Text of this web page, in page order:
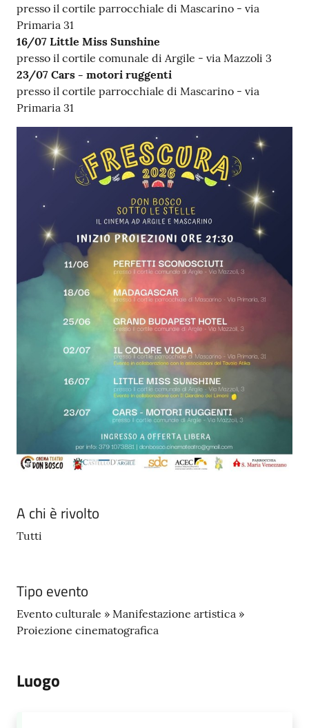
presso il cortile parrocchiale di Mascarino - via
Primaria 31
16/07 Little Miss Sunshine
presso il cortile comunale di Argile - via Mazzoli 3
23/07 Cars - motori ruggenti
presso il cortile parrocchiale di Mascarino - via
Primaria 31
A chi è rivolto
Tutti
Tipo evento
Evento culturale » Manifestazione artistica »
Proiezione cinematografica
Luogo